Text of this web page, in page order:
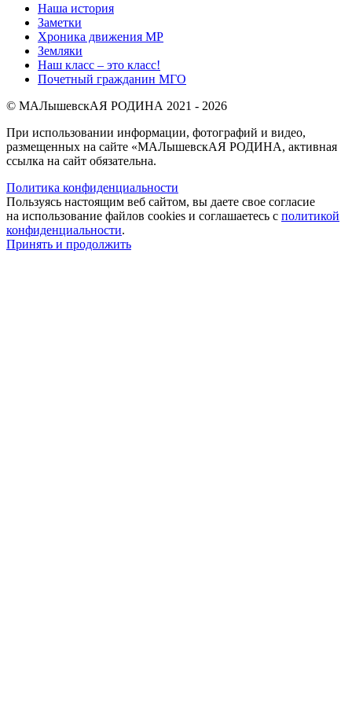
Наша история
Заметки
Хроника движения МР
Земляки
Наш класс – это класс!
Почетный гражданин МГО
© МАЛышевскАЯ РОДИНА 2021 - 2026
При использовании информации, фотографий и видео,
размещенных на сайте «МАЛышевскАЯ РОДИНА, активная
ссылка на сайт обязательна.
Политика конфиденциальности
Пользуясь настоящим веб сайтом, вы даете свое согласие
на использование файлов cookies и соглашаетесь с политикой
конфиденциальности.
Принять и продолжить